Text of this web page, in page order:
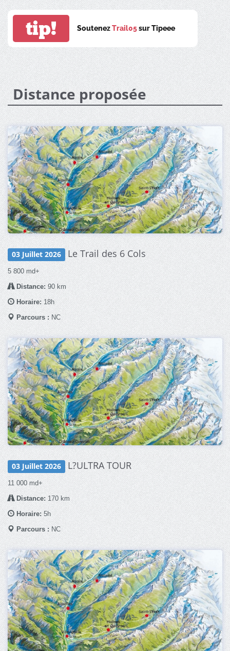
tip! SoutenezTrail05sur Tipeee
Distance proposée
03 Juillet 2026 Le Trail des 6 Cols
5 800 md+
Distance:90 km
Horaire:18h
Parcours :NC
03 Juillet 2026 L?ULTRA TOUR
11 000 md+
Distance:170 km
Horaire:5h
Parcours :NC